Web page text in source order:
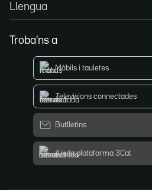
Llengua
Troba'ns a
Mòbils i tauletes
Televisions connectades
Butlletins
Ajuda plataforma 3Cat